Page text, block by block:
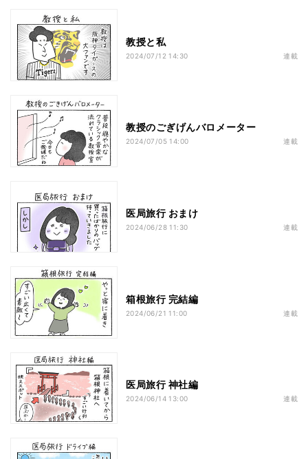
教授と私
2024/07/12 14:30 連載
教授のごぎげんバロメーター
2024/07/05 14:00 連載
医局旅行 おまけ
2024/06/28 11:30 連載
箱根旅行 完結編
2024/06/21 11:00 連載
医局旅行 神社編
2024/06/14 13:00 連載